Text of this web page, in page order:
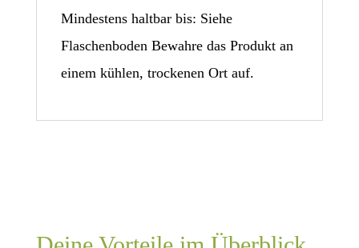
Mindestens haltbar bis: Siehe
Flaschenboden Bewahre das Produkt an
einem kühlen, trockenen Ort auf.